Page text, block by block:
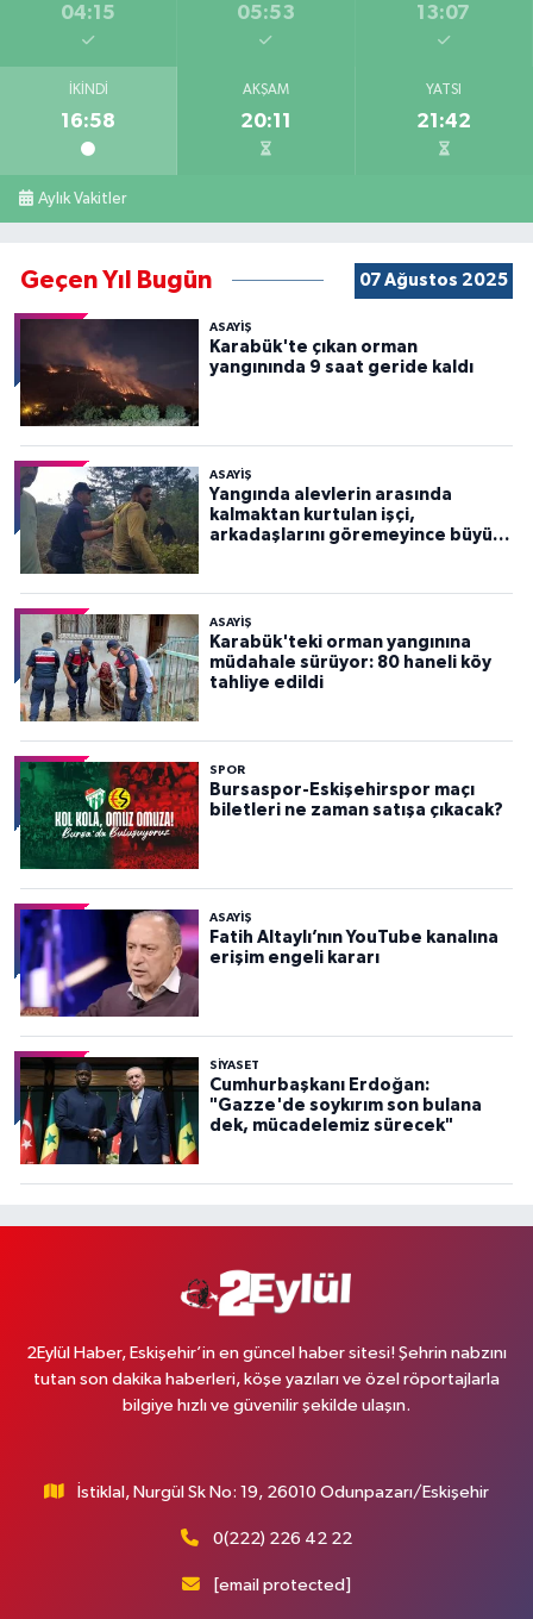
04:15 05:53 13:07
İKINDI
16:58
AKŞAM
20:11
YATSI
21:42
Aylık Vakitler
Geçen Yıl Bugün 07 Ağustos 2025
ASAYİŞ
Karabük'te çıkan orman
yangınında 9 saat geride kaldı
ASAYİŞ
Yangında alevlerin arasında
kalmaktan kurtulan işçi,
arkadaşlarını göremeyince büyük
ASAYİŞ
Karabük'teki orman yangınına
müdahale sürüyor: 80 haneli köy
tahliye edildi
SPOR
Bursaspor-Eskişehirspor maçı
biletleri ne zaman satışa çıkacak?
ASAYİŞ
Fatih Altaylı’nın YouTube kanalına
erişim engeli kararı
SİYASET
Cumhurbaşkanı Erdoğan:
"Gazze'de soykırım son bulana
dek, mücadelemiz sürecek"
2Eylül Haber, Eskişehir’in en güncel haber sitesi! Şehrin nabzını
tutan son dakika haberleri, köşe yazıları ve özel röportajlarla
bilgiye hızlı ve güvenilir şekilde ulaşın.
İstiklal, Nurgül Sk No: 19, 26010 Odunpazarı/Eskişehir
0(222) 226 42 22
[email protected]